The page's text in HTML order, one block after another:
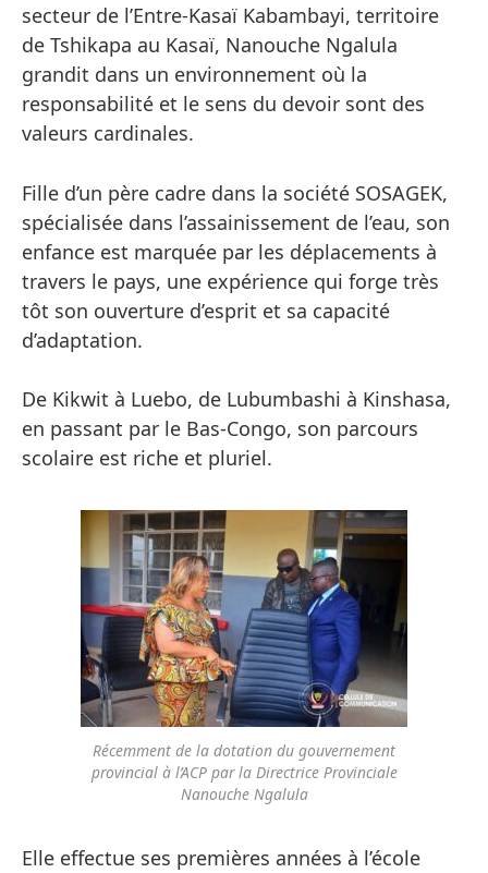
secteur de l’Entre-Kasaï Kabambayi, territoire
de Tshikapa au Kasaï, Nanouche Ngalula
grandit dans un environnement où la
responsabilité et le sens du devoir sont des
valeurs cardinales.
Fille d’un père cadre dans la société SOSAGEK,
spécialisée dans l’assainissement de l’eau, son
enfance est marquée par les déplacements à
travers le pays, une expérience qui forge très
tôt son ouverture d’esprit et sa capacité
d’adaptation.
De Kikwit à Luebo, de Lubumbashi à Kinshasa,
en passant par le Bas-Congo, son parcours
scolaire est riche et pluriel.
Récemment de la dotation du gouvernement
provincial à l’ACP par la Directrice Provinciale
Nanouche Ngalula
Elle effectue ses premières années à l’école